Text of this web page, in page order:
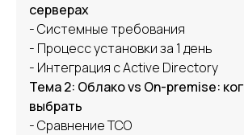
серверах
- Системные требования
- Процесс установки за 1 день
- Интеграция с Active Directory
Тема 2: Облако vs On-premise:
выбрать
- Сравнение TCO